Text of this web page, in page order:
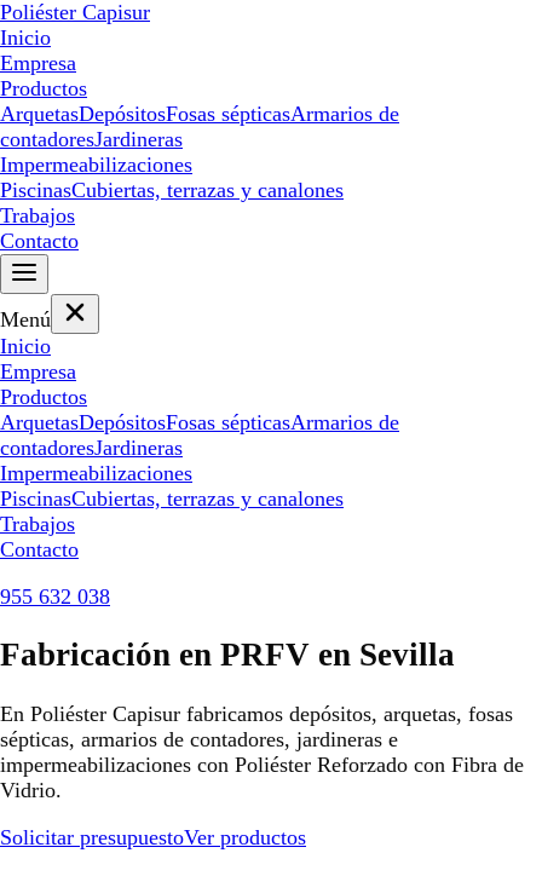
Poliéster Capisur
Inicio
Empresa
Productos
ArquetasDepósitosFosas sépticasArmarios de
contadoresJardineras
Impermeabilizaciones
PiscinasCubiertas, terrazas y canalones
Trabajos
Contacto
Menú
Inicio
Empresa
Productos
ArquetasDepósitosFosas sépticasArmarios de
contadoresJardineras
Impermeabilizaciones
PiscinasCubiertas, terrazas y canalones
Trabajos
Contacto
955 632 038
Fabricación en PRFV en Sevilla
En Poliéster Capisur fabricamos depósitos, arquetas, fosas
sépticas, armarios de contadores, jardineras e
impermeabilizaciones con Poliéster Reforzado con Fibra de
Vidrio.
Solicitar presupuestoVer productos